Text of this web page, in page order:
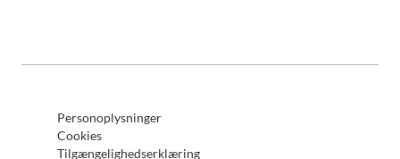
Personoplysninger
Cookies
Tilgængelighedserklæring